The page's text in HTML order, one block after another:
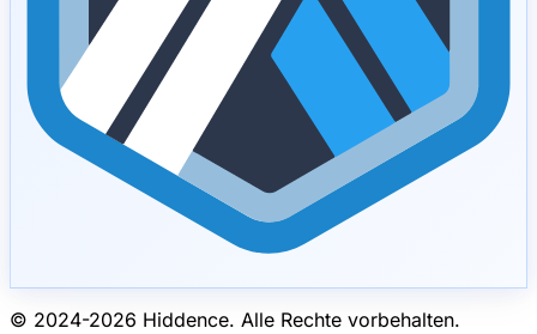
© 2024-2026 Hiddence. Alle Rechte vorbehalten.